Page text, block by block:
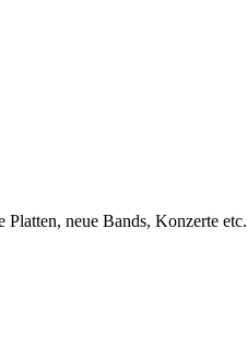
neue Bands, Konzerte etc.